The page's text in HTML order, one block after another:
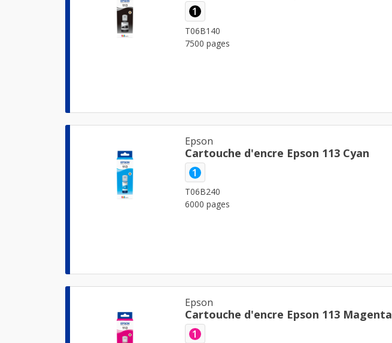
1
T06B140
7500 pages
Epson
Cartouche d'encre Epson 113 Cyan
1
T06B240
6000 pages
Epson
Cartouche d'encre Epson 113 Magenta
1